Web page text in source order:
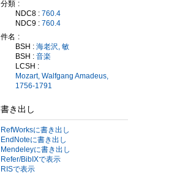
分類
NDC8 : 760.4
NDC9 : 760.4
件名
BSH : 海老沢, 敏
BSH : 音楽
LCSH :
Mozart, Walfgang Amadeus,
1756-1791
書き出し
RefWorksに書き出し
EndNoteに書き出し
Mendeleyに書き出し
Refer/BibIXで表示
RISで表示